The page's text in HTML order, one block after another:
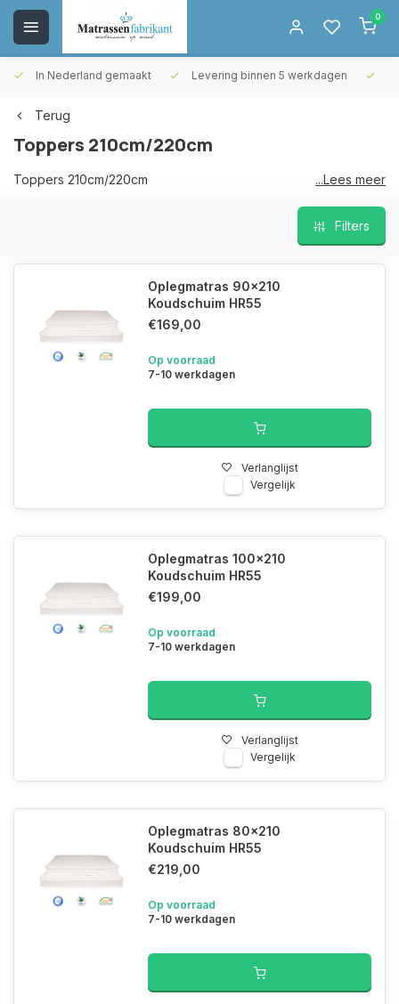
0
In Nederland gemaakt Levering binnen 5 werkdagen
Terug
Toppers 210cm/220cm
Toppers 210cm/220cm
Staat de gewenste maat/vorm niet vermeld, stuur ons een
info@matrassenfabrikant.nl
...Lees meer
Filters
Oplegmatras 90x210
Koudschuim HR55
€169,00
Op voorraad
7-10 werkdagen
Verlanglijst
Vergelijk
Oplegmatras 100x210
Koudschuim HR55
€199,00
Op voorraad
7-10 werkdagen
Verlanglijst
Vergelijk
Oplegmatras 80x210
Koudschuim HR55
€219,00
Op voorraad
7-10 werkdagen